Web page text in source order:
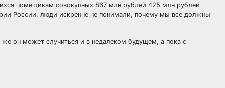
помещикам совокупных 867 млн рублей 425 млн рублей
России, люди искренне не понимали, почему мы все должны
он может случиться и в недалеком будущем, а пока с